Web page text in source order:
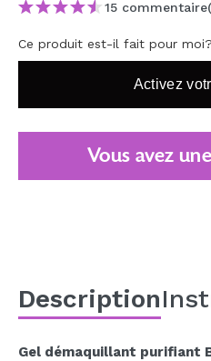
MAQUIFARMA
KOREA ZONE
TRAVEL SIZE
NATURE
BIENTÔT
15
Ce produit est-il fait pour moi?
Activez
Vous avez
Description
Gel démaquillant purifiant